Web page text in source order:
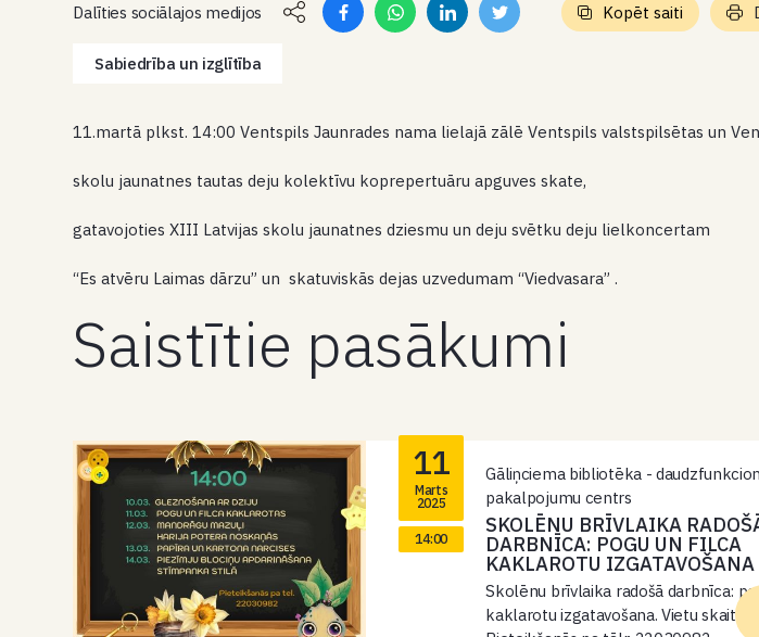
Dalīties sociālajos medijos Kopēt saiti
Sabiedrība un izglītība
11.martā plkst. 14:00 Ventspils Jaunrades nama lielajā zālē Ventspils valstspilsētas un
skolu jaunatnes tautas deju kolektīvu koprepertuāru apguves skate,
gatavojoties XIII Latvijas skolu jaunatnes dziesmu un deju svētku deju lielkoncertam
“Es atvēru Laimas dārzu” un skatuviskās dejas uzvedumam “Viedvasara” .
Saistītie pasākumi
11
Marts
2025
14:00
Gāliņciema bibliotēka -
pakalpojumu centrs
SKOLĒNU BRĪVLAIKA
DARBNĪCA: POGU UN FILCA
KAKLAROTU IZGATAVOŠANA
Skolēnu brīvlaika radošā darbnīca:
kaklarotu izgatavošana. Vietu skaits